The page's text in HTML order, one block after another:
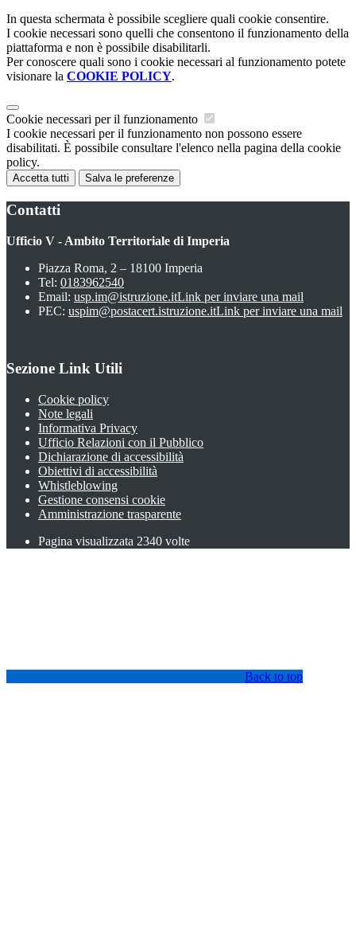
In questa schermata è possibile scegliere quali cookie consentire.
I cookie necessari sono quelli che consentono il funzionamento della
piattaforma e non è possibile disabilitarli.
Per conoscere quali sono i cookie necessari al funzionamento potete
visionare la COOKIE POLICY.
Cookie necessari per il funzionamento
I cookie necessari per il funzionamento non possono essere
disabilitati. È possibile consultare l'elenco nella pagina della cookie
policy.
Accetta tutti Salva le preferenze
Contatti
Ufficio V - Ambito Territoriale di Imperia
Piazza Roma, 2 – 18100 Imperia
Tel: 0183962540
Email: usp.im@istruzione.itLink per inviare una mail
PEC: uspim@postacert.istruzione.itLink per inviare una mail
Sezione Link Utili
Cookie policy
Note legali
Informativa Privacy
Ufficio Relazioni con il Pubblico
Dichiarazione di accessibilità
Obiettivi di accessibilità
Whistleblowing
Gestione consensi cookie
Amministrazione trasparente
Pagina visualizzata 2340 volte
Back to top